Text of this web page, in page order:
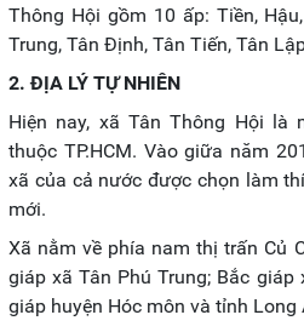
Thông Hội gồm 10 ấp: Tiền,
Trung, Tân Định, Tân Tiến, Tân
2. ĐỊA LÝ TỰ NHIÊN
Hiện nay, xã Tân Thông Hội là
thuộc TP.HCM. Vào giữa năm
xã của cả nước được chọn làm
mới.
Xã nằm về phía nam thị trấn Củ
giáp xã Tân Phú Trung; Bắc giáp
giáp huyện Hóc môn và tỉnh Long